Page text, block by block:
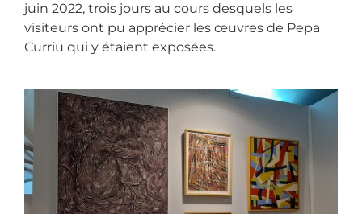
juin 2022, trois jours au cours desquels les
visiteurs ont pu apprécier les œuvres de Pepa
Curriu qui y étaient exposées.